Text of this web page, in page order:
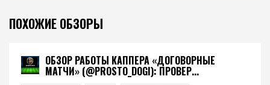
ПОХОЖИЕ ОБЗОРЫ
ОБЗОР РАБОТЫ КАППЕРА «ДОГОВОРНЫЕ
МАТЧИ» (@PROSTO_DOGI): ПРОВЕР...